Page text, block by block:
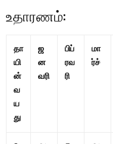
உதாரணம்:
தா
யி
ன்
வ
ய
து
ஜ
ன
வரி
பிப்
ரவ
ரி
மா
ர்ச்